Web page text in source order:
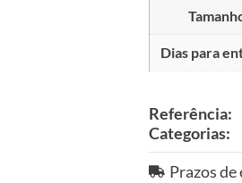
Dias para
Referência:
Categorias:
Prazos de